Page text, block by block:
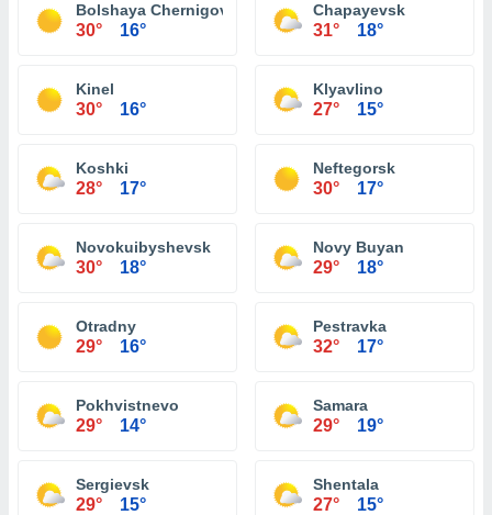
Bolshaya Chernigovka
30° 16°
Chapayevsk
31° 18°
Kinel
30° 16°
Klyavlino
27° 15°
Koshki
28° 17°
Neftegorsk
30° 17°
Novokuibyshevsk
30° 18°
Novy Buyan
29° 18°
Otradny
29° 16°
Pestravka
32° 17°
Pokhvistnevo
29° 14°
Samara
29° 19°
Sergievsk
29° 15°
Shentala
27° 15°